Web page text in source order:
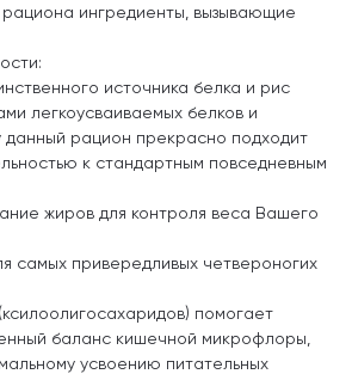
рациона ингредиенты, вызывающие
источника белка и рис
легкоусваиваемых белков и
данный рацион прекрасно подходит
к стандартным повседневным
жиров для контроля веса Вашего
самых привередливых четвероногих
помогает
баланс кишечной микрофлоры,
усвоению питательных